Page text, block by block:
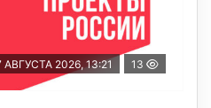
АВГУСТА 2026, 13:21 13